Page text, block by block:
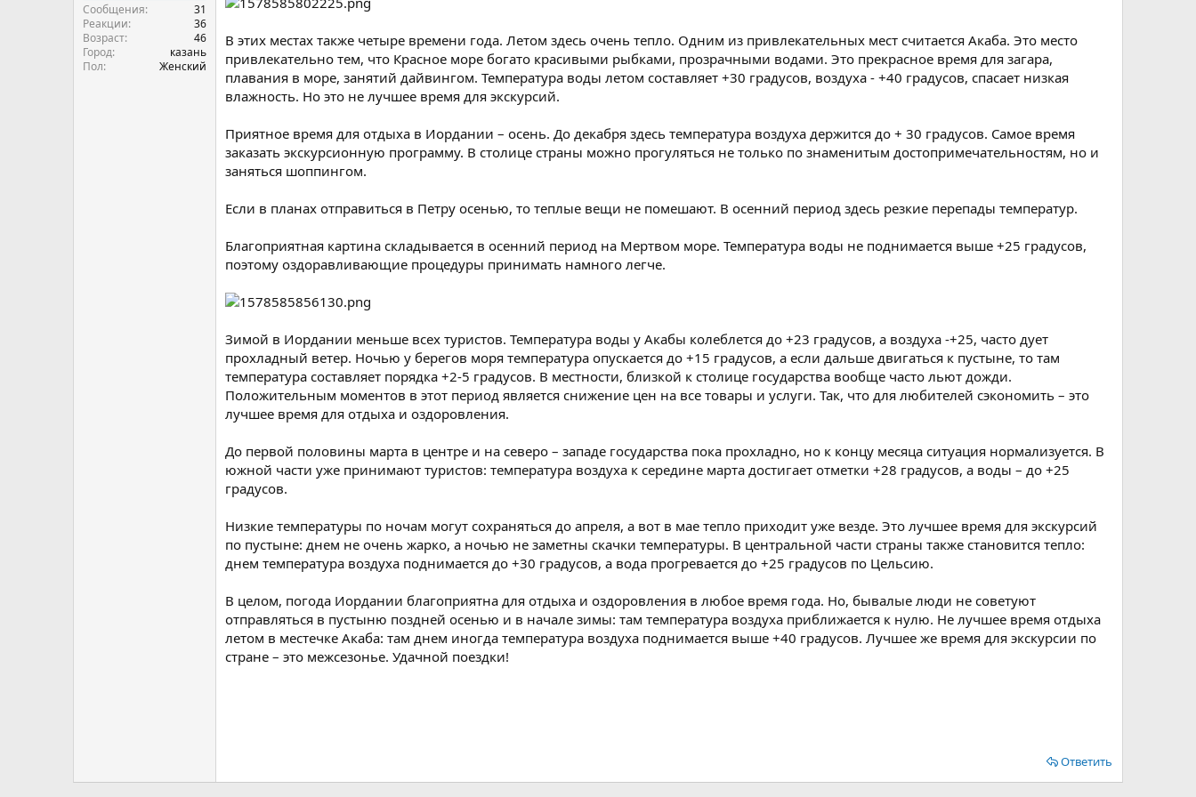
Сообщения
31
Реакции
36
Возраст
46
Город
казань
Пол
Женский
В этих местах также четыре времени года. Летом здесь очень тепло. Одним из привлекательных мест считается Акаба. Это место
привлекательно тем, что Красное море богато красивыми рыбками, прозрачными водами. Это прекрасное время для загара,
плавания в море, занятий дайвингом. Температура воды летом составляет +30 градусов, воздуха - +40 градусов, спасает низкая
влажность. Но это не лучшее время для экскурсий.
Приятное время для отдыха в Иордании – осень. До декабря здесь температура воздуха держится до + 30 градусов. Самое время
заказать экскурсионную программу. В столице страны можно прогуляться не только по знаменитым достопримечательностям, но и
заняться шоппингом.
Если в планах отправиться в Петру осенью, то теплые вещи не помешают. В осенний период здесь резкие перепады температур.
Благоприятная картина складывается в осенний период на Мертвом море. Температура воды не поднимается выше +25 градусов,
поэтому оздоравливающие процедуры принимать намного легче.
Зимой в Иордании меньше всех туристов. Температура воды у Акабы колеблется до +23 градусов, а воздуха -+25, часто дует
прохладный ветер. Ночью у берегов моря температура опускается до +15 градусов, а если дальше двигаться к пустыне, то там
температура составляет порядка +2-5 градусов. В местности, близкой к столице государства вообще часто льют дожди.
Положительным моментов в этот период является снижение цен на все товары и услуги. Так, что для любителей сэкономить – это
лучшее время для отдыха и оздоровления.
До первой половины марта в центре и на северо – западе государства пока прохладно, но к концу месяца ситуация нормализуется. В
южной части уже принимают туристов: температура воздуха к середине марта достигает отметки +28 градусов, а воды – до +25
градусов.
Низкие температуры по ночам могут сохраняться до апреля, а вот в мае тепло приходит уже везде. Это лучшее время для экскурсий
по пустыне: днем не очень жарко, а ночью не заметны скачки температуры. В центральной части страны также становится тепло:
днем температура воздуха поднимается до +30 градусов, а вода прогревается до +25 градусов по Цельсию.
В целом, погода Иордании благоприятна для отдыха и оздоровления в любое время года. Но, бывалые люди не советуют
отправляться в пустыню поздней осенью и в начале зимы: там температура воздуха приближается к нулю. Не лучшее время отдыха
летом в местечке Акаба: там днем иногда температура воздуха поднимается выше +40 градусов. Лучшее же время для экскурсии по
стране – это межсезонье. Удачной поездки!
Ответить